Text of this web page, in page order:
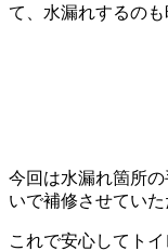
て、水漏れするのも
今回は水漏れ箇所
いで補修させていた
これで安心してト